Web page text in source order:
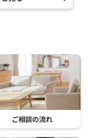
ご相談の流れ